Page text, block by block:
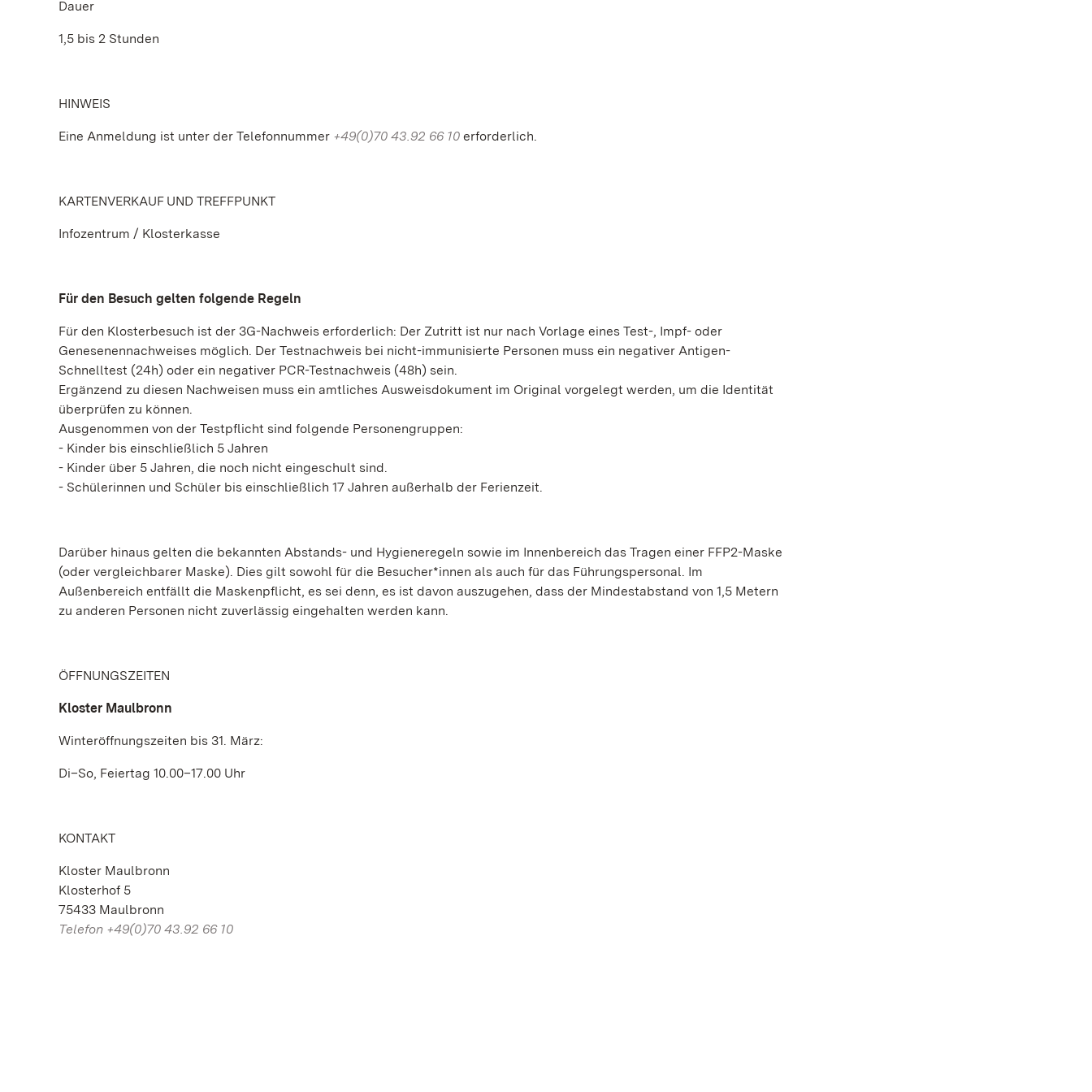
Dauer
1,5 bis 2 Stunden
HINWEIS
Eine Anmeldung ist unter der Telefonnummer +49(0)70 43.92 66 10 erforderlich.
KARTENVERKAUF UND TREFFPUNKT
Infozentrum / Klosterkasse
Für den Besuch gelten folgende Regeln
Für den Klosterbesuch ist der 3G-Nachweis erforderlich: Der Zutritt ist nur nach Vorlage eines Test-, Impf- oder
Genesenennachweises möglich. Der Testnachweis bei nicht-immunisierte Personen muss ein negativer Antigen-
Schnelltest (24h) oder ein negativer PCR-Testnachweis (48h) sein.
Ergänzend zu diesen Nachweisen muss ein amtliches Ausweisdokument im Original vorgelegt werden, um die Identität
überprüfen zu können.
Ausgenommen von der Testpflicht sind folgende Personengruppen:
- Kinder bis einschließlich 5 Jahren
- Kinder über 5 Jahren, die noch nicht eingeschult sind.
- Schülerinnen und Schüler bis einschließlich 17 Jahren außerhalb der Ferienzeit.
Darüber hinaus gelten die bekannten Abstands- und Hygieneregeln sowie im Innenbereich das Tragen einer FFP2-Maske
(oder vergleichbarer Maske). Dies gilt sowohl für die Besucher*innen als auch für das Führungspersonal. Im
Außenbereich entfällt die Maskenpflicht, es sei denn, es ist davon auszugehen, dass der Mindestabstand von 1,5 Metern
zu anderen Personen nicht zuverlässig eingehalten werden kann.
ÖFFNUNGSZEITEN
Kloster Maulbronn
Winteröffnungszeiten bis 31. März:
Di–So, Feiertag 10.00–17.00 Uhr
KONTAKT
Kloster Maulbronn
Klosterhof 5
75433 Maulbronn
Telefon +49(0)70 43.92 66 10